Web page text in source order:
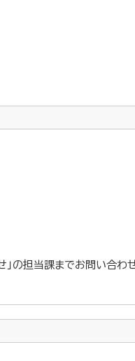
の担当課までお問い合わ